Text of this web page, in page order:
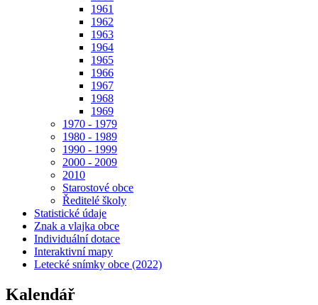
1961
1962
1963
1964
1965
1966
1967
1968
1969
1970 - 1979
1980 - 1989
1990 - 1999
2000 - 2009
2010
Starostové obce
Ředitelé školy
Statistické údaje
Znak a vlajka obce
Individuální dotace
Interaktivní mapy
Letecké snímky obce (2022)
Kalendář